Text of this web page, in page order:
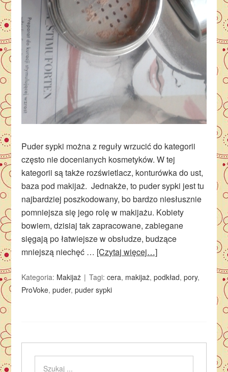
Puder sypki można z reguły wrzucić do kategorii
często nie docenianych kosmetyków. W tej
kategorii są także rozświetlacz, konturówka do ust,
baza pod makijaż. Jednakże, to puder sypki jest tu
najbardziej poszkodowany, bo bardzo niesłusznie
pomniejsza się jego rolę w makijażu. Kobiety
bowiem, dzisiaj tak zapracowane, zabiegane
sięgają po łatwiejsze w obsłudze, budzące
mniejszą niechęć … [Czytaj więcej…]
Kategoria: Makijaż Tagi:cera, makijaż,podkład,pory,
ProVoke,puder,puder sypki